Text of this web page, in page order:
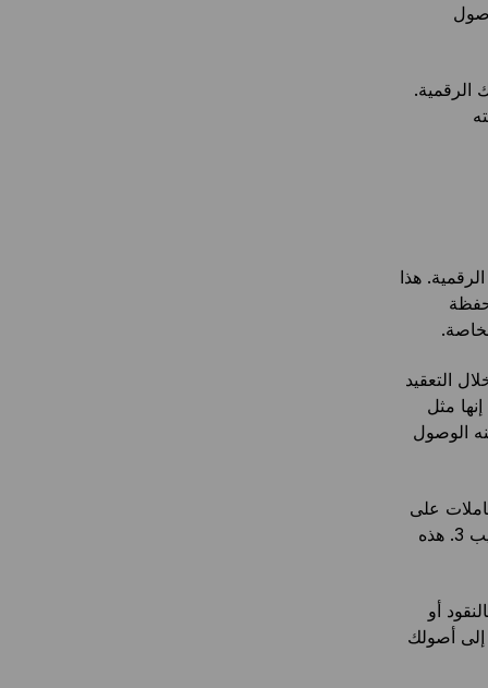
الرقمية.
هذا
التعقيد
مثل
الوصول
على
سلسلة الكتل. إلى جانب مفتاحك العام، تُستخدم في عملية توقيع المعاملات في ويب 3. هذه
أو
إلى أصولك